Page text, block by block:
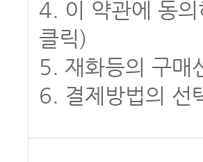
4. 이 약관에 동
클릭)
5. 재화등의 구매
6. 결제방법의 선